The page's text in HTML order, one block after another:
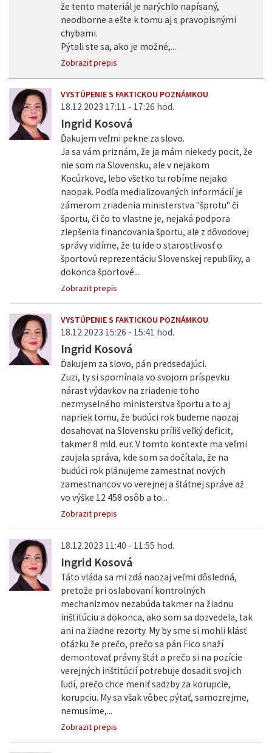
že tento materiál je narýchlo napísaný,
neodborne a ešte k tomu aj s pravopisnými
chybami.
Pýtali ste sa, ako je možné,...
Zobrazit prepis
VYSTÚPENIE S FAKTICKOU POZNÁMKOU
18.12.2023 17:11 - 17:26 hod.
Ingrid Kosová
Ďakujem veľmi pekne za slovo.
Ja sa vám priznám, že ja mám niekedy pocit, že
nie som na Slovensku, ale v nejakom
Kocúrkove, lebo všetko tu robíme nejako
naopak. Podľa medializovaných informácií je
zámerom zriadenia ministerstva "šprotu" či
športu, či čo to vlastne je, nejaká podpora
zlepšenia financovania športu, ale z dôvodovej
správy vidíme, že tu ide o starostlivosť o
športovú reprezentáciu Slovenskej republiky, a
dokonca športové...
Zobrazit prepis
VYSTÚPENIE S FAKTICKOU POZNÁMKOU
18.12.2023 15:26 - 15:41 hod.
Ingrid Kosová
Ďakujem za slovo, pán predsedajúci.
Zuzi, ty si spomínala vo svojom príspevku
nárast výdavkov na zriadenie toho
nezmyselného ministerstva športu a to aj
napriek tomu, že budúci rok budeme naozaj
dosahovať na Slovensku príliš veľký deficit,
takmer 8 mld. eur. V tomto kontexte ma veľmi
zaujala správa, kde som sa dočítala, že na
budúci rok plánujeme zamestnať nových
zamestnancov vo verejnej a štátnej správe až
vo výške 12 458 osôb a to...
Zobrazit prepis
18.12.2023 11:40 - 11:55 hod.
Ingrid Kosová
Táto vláda sa mi zdá naozaj veľmi dôsledná,
pretože pri oslabovaní kontrolných
mechanizmov nezabúda takmer na žiadnu
inštitúciu a dokonca, ako som sa dozvedela, tak
ani na žiadne rezorty. My by sme si mohli klásť
otázku že prečo, prečo sa pán Fico snaží
demontovať právny štát a prečo si na pozície
verejných inštitúcií potrebuje dosadiť svojich
ľudí, prečo chce meniť sadzby za korupcie,
korupciu. My sa však vôbec pýtať, samozrejme,
nemusíme,...
Zobrazit prepis